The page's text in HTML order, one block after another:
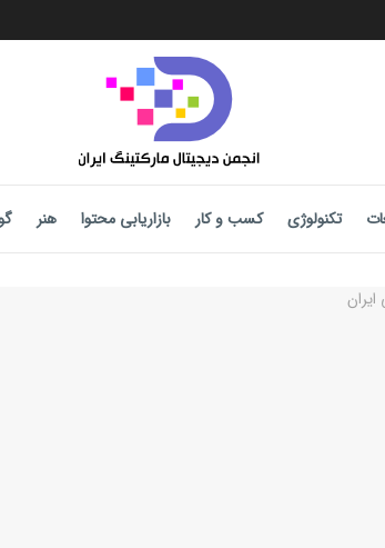
تکنولوژی کسب و کار بازاریابی محتوا هنر